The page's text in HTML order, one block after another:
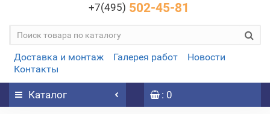
+7(495) 502-45-81
Доставка и монтаж Галерея работ
Новости
Контакты
Каталог : 0